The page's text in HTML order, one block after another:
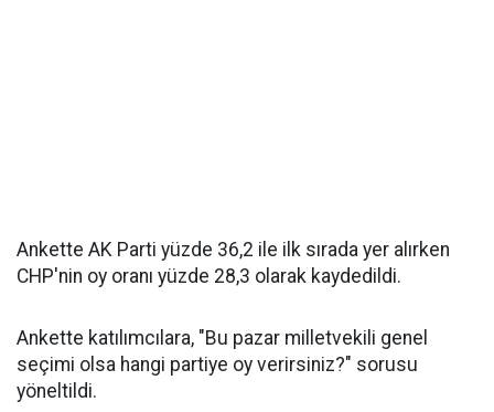
Ankette AK Parti yüzde 36,2 ile ilk sırada yer alırken
CHP'nin oy oranı yüzde 28,3 olarak kaydedildi.
Ankette katılımcılara, "Bu pazar milletvekili genel
seçimi olsa hangi partiye oy verirsiniz?" sorusu
yöneltildi.